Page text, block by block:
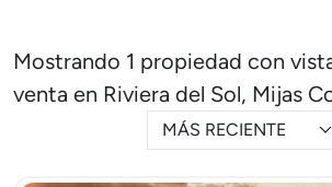
Mostrando 1 propiedad con
venta en Riviera del Sol, Mijas
MÁS RECIENTE